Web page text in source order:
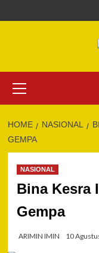
to
Menu
HOME NASIONAL
GEMPA
NASIONAL
Bina Kesra
Gempa
ARIMIN IMIN 10